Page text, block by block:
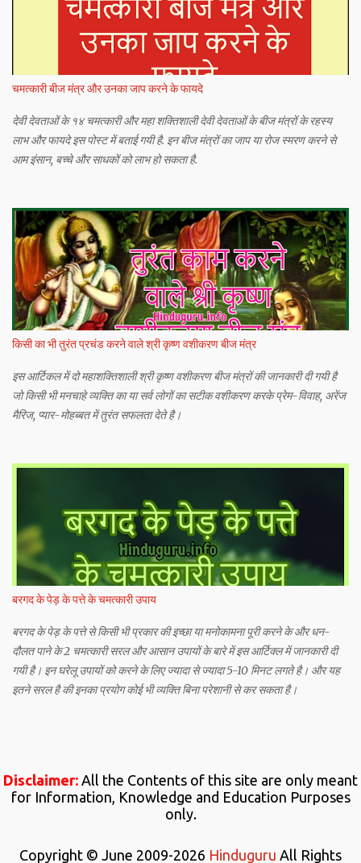
चमत्कारी बीज मंत्र और उनका जाप करने के फायदे
देवी देवताओं के १४ चमत्कारी और महा शक्तिशाली देवी देवताओं के बीज मंत्रों के रहस्य
लाभ और फायदे इस पोस्ट में बताई गयी है. इन बीज मंत्रों का जाप या रोज स्मरण करने से
आम इंसान, बच्चे और साधकों को लाभ हो सकता है.
किसी का भी तुरंत प्रचंड करने वाले श्री कृष्ण वशीकरण बीज मंत्र
इस आर्टिकल में दो महाशक्तिशाली श्री कृष्ण वशीकरण बीज मंत्रों की जानकारी दी गयी है
जो किसी भी मनचाहे व्यक्ति का या सर्व लोगों का सटीक वशीकरण करके प्रेम-विवाह, अरेंज
मैरिज, प्यार-मोहब्बत में तुरंत सफलता देते है।
बरगद के पेड़ के पत्ते के चमत्कारी उपाय
बरगद के पेड़ के पत्ते से किसी भी प्रकार की इच्छा या मनोकामना पूरी करने के और धन-
दौलत पाने के 2 चमत्कारी सरल और आसान उपायों के बारे में इस आर्टिक्ल में जानकारी दी
गयी है। इन घरेलू उपायों को करने के लिए ज्यादा से ज्यादा 5-10 मिनट लगते है। और यह
इतने सरल है की इनका प्रयोग कोई भी व्यक्ति बिना परेशानी से कर सकता है।
Disclaimer: All the Contents of this site are only meant
for Information, Knowledge and Education Purposes
only.
Copyright © June 2009-2026 Hinduguru All Rights